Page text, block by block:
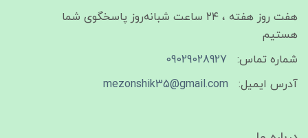
هفت روز هفته ، ۲۴ ساعت شبانه‌روز پاسخگوی شما
هستیم
شماره تماس:
09029028927
آدرس ایمیل:
mezonshik35@gmail.com